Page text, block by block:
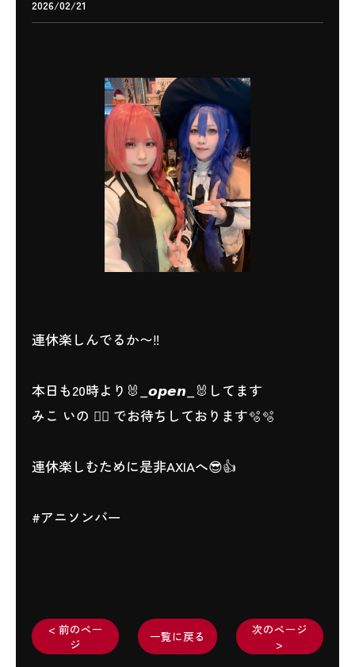
2026/02/21
連休楽しんでるか〜‼️
本日も20時より🐰_𝙤𝙥𝙚𝙣_🐰してます
みこ いの 🧚‍♂️ でお待ちしております🫧🫧
連休楽しむために是非AXIAへ😎👍
#アニソンバー
< 前のペー
ジ
一覧に戻る
次のページ
>